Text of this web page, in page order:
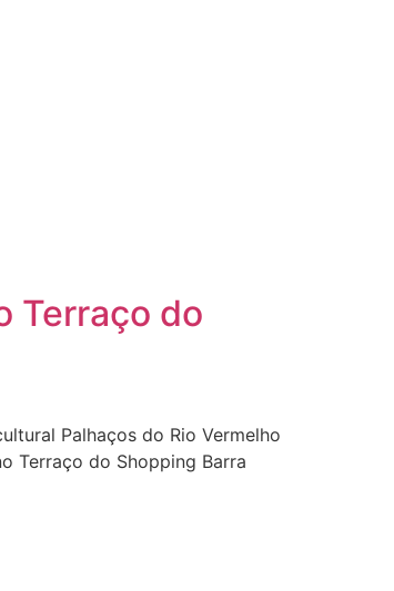
Terraço do
Palhaços do Rio Vermelho
Terraço do Shopping Barra